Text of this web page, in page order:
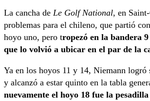
La cancha de Le Golf National, en
problemas para el chileno, que partió
hoyo uno, pero tropezó en la bandera
que lo volvió a ubicar en el par de la
Ya en los hoyos 11 y 14, Niemann logró
y alcanzó a estar quinto en la tabla
nuevamente el hoyo 18 fue la